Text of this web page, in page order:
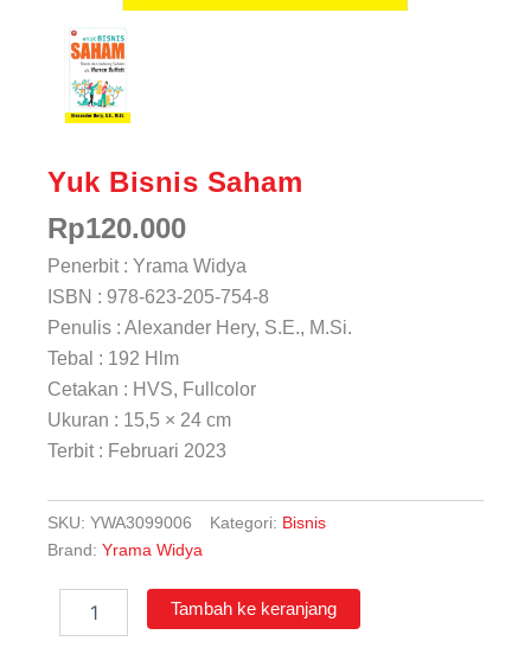
Yuk Bisnis Saham
Rp120.000
Penerbit : Yrama Widya
ISBN : 978-623-205-754-8
Penulis : Alexander Hery, S.E., M.Si.
Tebal : 192 Hlm
Cetakan : HVS, Fullcolor
Ukuran : 15,5 × 24 cm
Terbit : Februari 2023
SKU: YWA3099006 Kategori: Bisnis
Brand: Yrama Widya
Tambah ke keranjang